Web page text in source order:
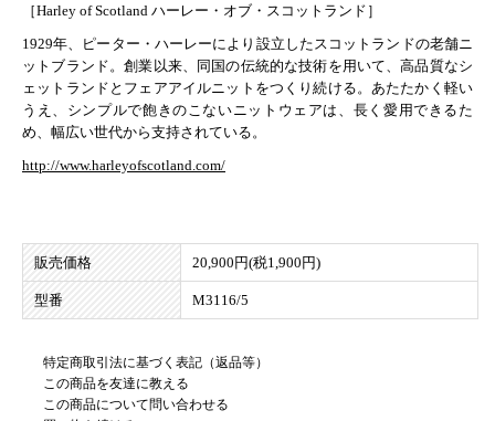
［Harley of Scotland ハーレー・オブ・スコットランド］
1929年、ピーター・ハーレーにより設立したスコットランドの老舗ニ
ットブランド。創業以来、同国の伝統的な技術を用いて、高品質なシ
ェットランドとフェアアイルニットをつくり続ける。あたたかく軽い
うえ、シンプルで飽きのこないニットウェアは、長く愛用できるた
め、幅広い世代から支持されている。
http://www.harleyofscotland.com/
販売価格 20,900円(税1,900円)
型番 M3116/5
特定商取引法に基づく表記（返品等）
この商品を友達に教える
この商品について問い合わせる